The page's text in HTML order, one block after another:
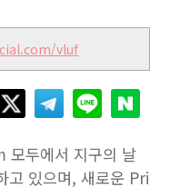
vluf
두에서 지구의 날
고 있으며, 새로운 Pri